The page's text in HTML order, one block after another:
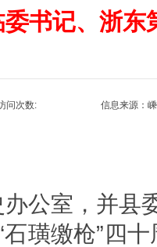
书记、浙
问次数: 信息来源：
室，并县
缴枪”四十